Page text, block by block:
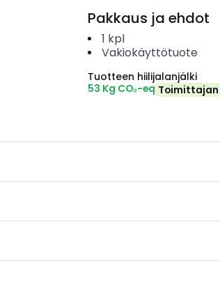
Pakkaus ja ehdot
1 kpl
Vakiokäyttötuote
Tuotteen hiilijalanjälki
53 Kg CO₂-eq